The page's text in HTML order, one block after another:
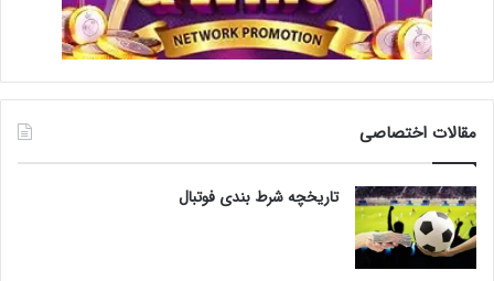
مقالات اختصاصی
تاریخچه شرط بندی فوتبال